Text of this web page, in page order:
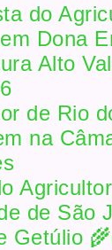
do
Dona
Alto
de Rio
na
de São
Getúlio